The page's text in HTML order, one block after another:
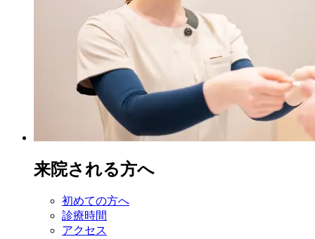
来院される方へ
初めての方へ
診療時間
アクセス